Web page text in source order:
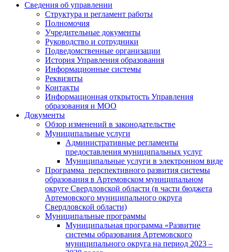
Сведения об управлении
Структура и регламент работы
Полномочия
Учредительные документы
Руководство и сотрудники
Подведомственные организации
История Управления образования
Информационные системы
Реквизиты
Контакты
Информационная открытость Управления
образования и МОО
Документы
Обзор изменений в законодательстве
Муниципальные услуги
Административные регламенты
предоставления муниципальных услуг
Муниципальные услуги в электронном виде
Программа перспективного развития системы
образования в Артемовском муниципальном
округе Свердловской области (в части бюджета
Артемовского муниципального округа
Свердловской области)
Муниципальные программы
Муниципальная программа «Развитие
системы образования Артемовского
муниципального округа на период 2023 –